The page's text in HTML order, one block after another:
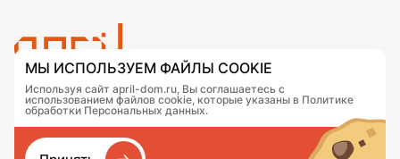
Проекты
Подобрать дом
Портфолио
О компании
Контакты
Журнал
Как заказать
МЫ ИСПОЛЬЗУЕМ ФАЙЛЫ COOKIE
Используя сайт april-dom.ru, Вы соглашаетесь с
использованием файлов cookie, которые указаны в Политике
обработки Персональных данных.